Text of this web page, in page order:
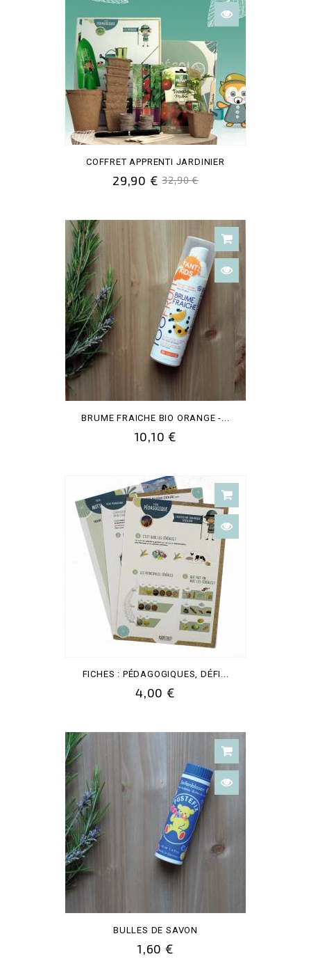
COFFRET APPRENTI JARDINIER
29,90 € 32,90 €
BRUME FRAICHE BIO ORANGE -...
10,10 €
FICHES : PÉDAGOGIQUES, DÉFI...
4,00 €
BULLES DE SAVON
1,60 €